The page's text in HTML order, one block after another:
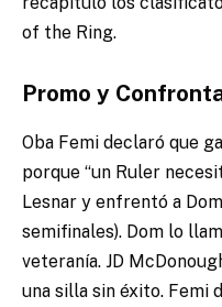
of the Ring.
Promo y
Oba Femi declaró que
porque “un Ruler
Lesnar y enfrentó a
semifinales). Dom lo
veteranía. JD
una silla sin éxito. Femi